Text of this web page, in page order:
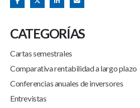
CATEGORÍAS
Cartas semestrales
Comparativa rentabilidad a largo plazo
Conferencias anuales de inversores
Entrevistas